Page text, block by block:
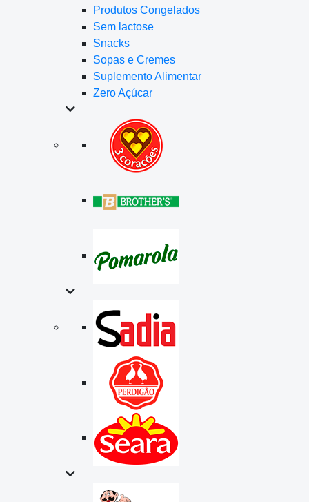
Produtos Congelados
Sem lactose
Snacks
Sopas e Cremes
Suplemento Alimentar
Zero Açúcar